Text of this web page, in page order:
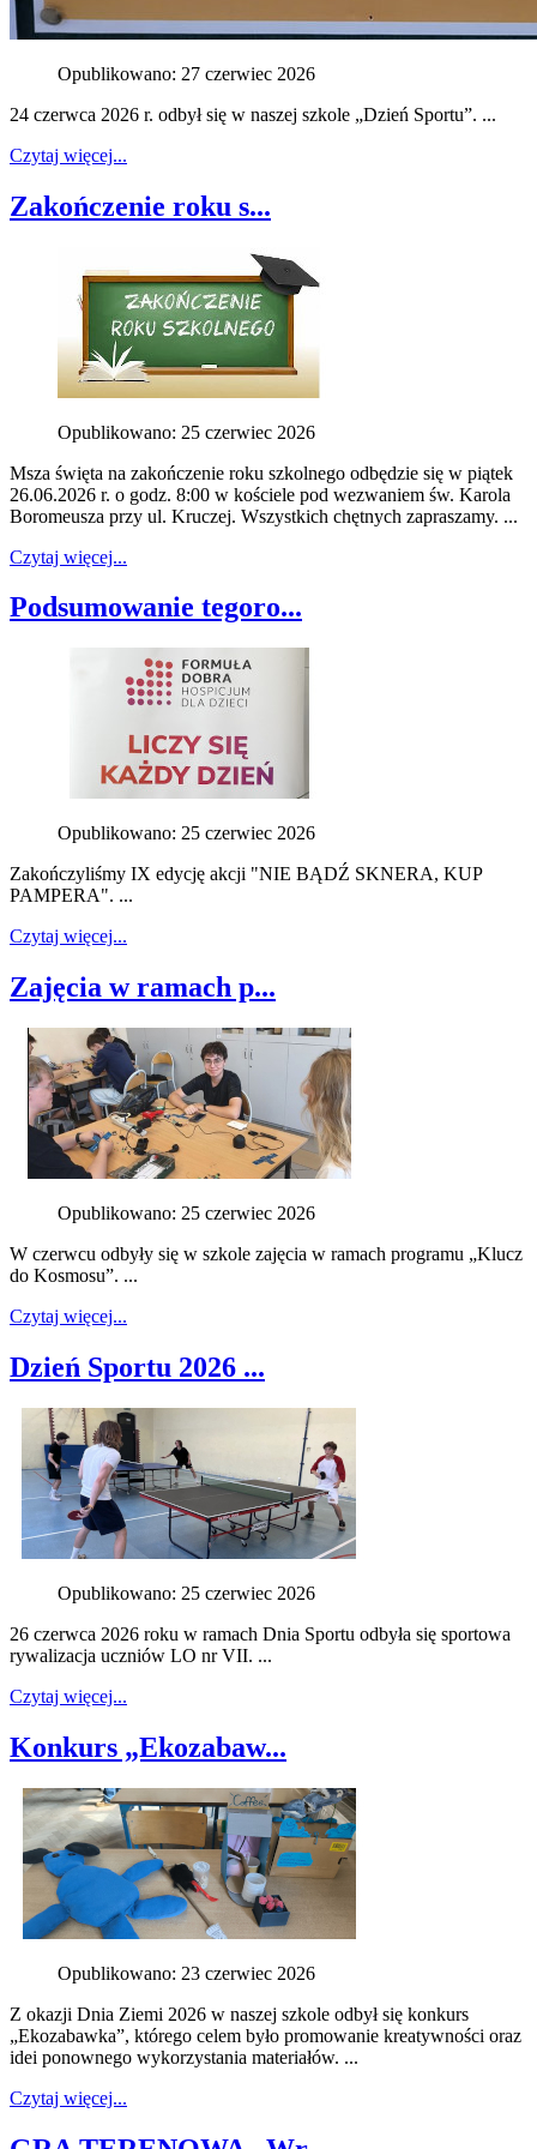
Opublikowano: 27 czerwiec 2026
24 czerwca 2026 r. odbył się w naszej szkole „Dzień Sportu”. ...
Czytaj więcej...
Zakończenie roku s...
Opublikowano: 25 czerwiec 2026
Msza święta na zakończenie roku szkolnego odbędzie się w piątek
26.06.2026 r. o godz. 8:00 w kościele pod wezwaniem św. Karola
Boromeusza przy ul. Kruczej. Wszystkich chętnych zapraszamy. ...
Czytaj więcej...
Podsumowanie tegoro...
Opublikowano: 25 czerwiec 2026
Zakończyliśmy IX edycję akcji "NIE BĄDŹ SKNERA, KUP
PAMPERA". ...
Czytaj więcej...
Zajęcia w ramach p...
Opublikowano: 25 czerwiec 2026
W czerwcu odbyły się w szkole zajęcia w ramach programu „Klucz
do Kosmosu”. ...
Czytaj więcej...
Dzień Sportu 2026 ...
Opublikowano: 25 czerwiec 2026
26 czerwca 2026 roku w ramach Dnia Sportu odbyła się sportowa
rywalizacja uczniów LO nr VII. ...
Czytaj więcej...
Konkurs „Ekozabaw...
Opublikowano: 23 czerwiec 2026
Z okazji Dnia Ziemi 2026 w naszej szkole odbył się konkurs
„Ekozabawka”, którego celem było promowanie kreatywności oraz
idei ponownego wykorzystania materiałów. ...
Czytaj więcej...